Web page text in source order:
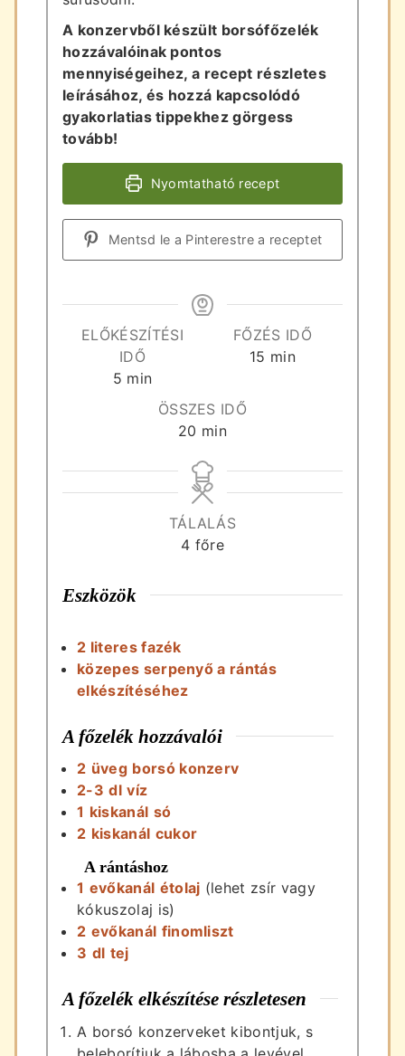
A konzervből készült borsófőzelék
hozzávalóinak pontos
mennyiségeihez, a recept részletes
leírásához, és hozzá kapcsolódó
gyakorlatias tippekhez görgess
tovább!
Nyomtatható recept
Mentsd le a Pinterestre a receptet
ELŐKÉSZÍTÉSI
IDŐ
5 perc
min
FŐZÉS IDŐ
15 perc
min
ÖSSZES IDŐ
20 perc
min
TÁLALÁS
4 főre
Eszközök
2 literes fazék
közepes serpenyő a rántás
elkészítéséhez
A főzelék hozzávalói
2 üveg borsó konzerv
2-3 dl víz
1 kiskanál só
2 kiskanál cukor
A rántáshoz
1 evőkanál étolaj (lehet zsír vagy
kókuszolaj is)
2 evőkanál finomliszt
3 dl tej
A főzelék elkészítése részletesen
A borsó konzerveket kibontjuk, s